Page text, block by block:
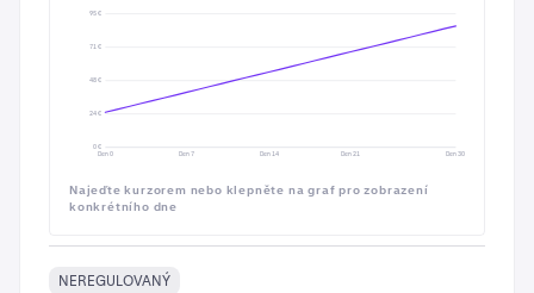
0 €
24 €
48 €
71 €
95 €
Den 0 Den 7 Den 14 Den 21 Den 30
Najeďte kurzorem nebo klepněte na graf pro zobrazení
konkrétního dne
NEREGULOVANÝ